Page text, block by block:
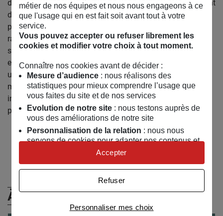
d’une manière contemporaine, personnelle, en s’appropriant
des codes du classicisme occidental. A travers ces
productions, Beya Gille Gacha tend à marier les
raffinements africains et européens. En utilisant les perles,
symboles de richesse, comme épiderme de ses sculptures,
elle souhaite défendre le fait que chaque être humain ait
une valeur. Elle lie chacune de ses œuvres à des courts
métrages et des photographies, et propose ainsi des
installations qui illustrent son questionnement de manière
plus complexe.
Retrouvez Beya Gille Gacha sur :
TwitterFacebook
Instagram
À (Re)Découvrir
métier de nos équipes et nous nous engageons à ce
que l'usage qui en est fait soit avant tout à votre
service.
Vous pouvez accepter ou refuser librement les
cookies et modifier votre choix à tout moment.
Connaître nos cookies avant de décider :
Mesure d’audience: nous réalisons des
statistiques pour mieux comprendre l’usage que
vous faites du site et de nos services
Evolution de notre site: nous testons auprès de
vous des améliorations de notre site
Personnalisation de la relation : nous nous
servons de cookies pour adapter nos contenus et
personnaliser nos offres
Univers publicitaire: nous utilisons avec nos
publicités personnalisées
Personnaliser mes choix
Refuser
Accepter